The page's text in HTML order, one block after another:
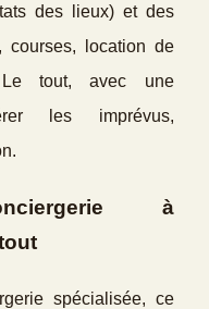
des lieux) et des
courses, location de
Le tout, avec une
les imprévus,
à
spécialisée, ce